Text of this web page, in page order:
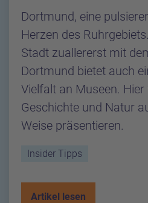
Dortmund, eine
Herzen des
Stadt zuallererst mit
Dortmund bietet auch
Vielfalt an Museen.
Geschichte und Natur
Weise präsentieren.
Insider Tipps
Artikel lesen